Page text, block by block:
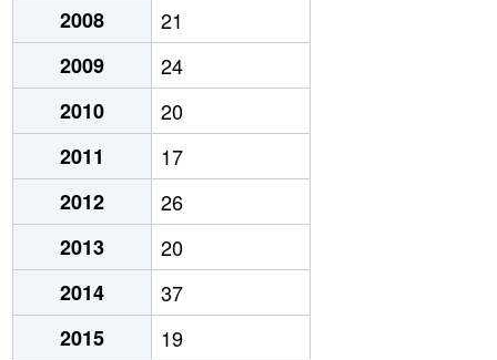
2008
21
2009
24
2010
20
2011
17
2012
26
2013
20
2014
37
2015
19